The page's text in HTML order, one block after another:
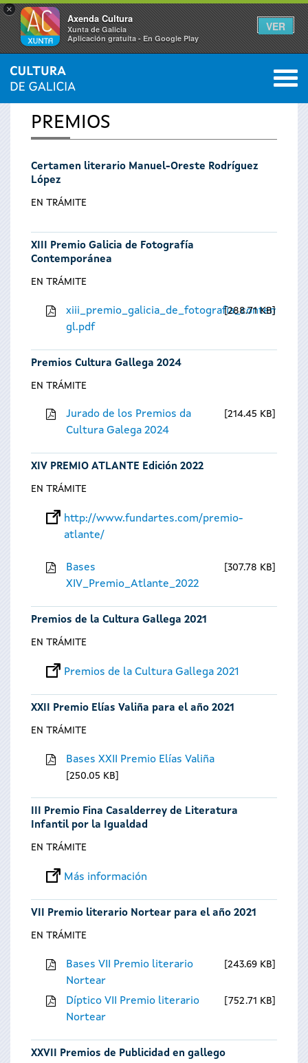
×
Axenda Cultura
Xunta de Galicia
Aplicación gratuíta - En Google Play
VER
Se
encuentra
usted
aquí
INICIO 0
PREMIOS
Certamen literario Manuel-Oreste Rodríguez
López
EN TRÁMITE
XIII Premio Galicia de Fotografía
Contemporánea
EN TRÁMITE
gl.pdf
288.71 KB
Premios Cultura Gallega 2024
EN TRÁMITE
Jurado de los Premios da
Cultura Galega 2024
214.45 KB
XIV PREMIO ATLANTE Edición 2022
EN TRÁMITE
http://www.fundartes.com/premio-
atlante/
Bases
XIV_Premio_Atlante_2022
307.78 KB
Premios de la Cultura Gallega 2021
EN TRÁMITE
Premios de la Cultura Gallega 2021
XXII Premio Elías Valiña para el año 2021
EN TRÁMITE
Bases XXII Premio Elías Valiña
250.05 KB
III Premio Fina Casalderrey de Literatura
Infantil por la Igualdad
EN TRÁMITE
Más información
VII Premio literario Nortear para el año 2021
EN TRÁMITE
Bases VII Premio literario
Nortear
243.69 KB
Díptico VII Premio literario
Nortear
752.71 KB
XXVII Premios de Publicidad en gallego